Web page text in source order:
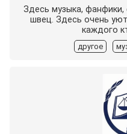
Здесь музыка,
швец. Здесь очень
каждого
другое